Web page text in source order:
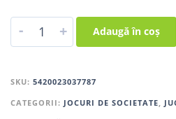
- + Adaugă în coș
SKU: 5420023037787
CATEGORII: JOCURI DE SOCIETATE